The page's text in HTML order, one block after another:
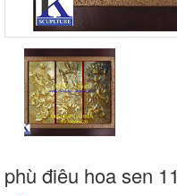
phù điêu hoa sen 11